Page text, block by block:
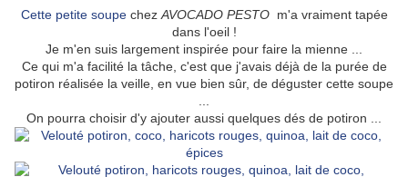
Cette petite soupechez AVOCADO PESTO m'a vraiment tapée
dans l'oeil !
Je m'en suis largement inspirée pour faire la mienne ...
Ce qui m'a facilité la tâche, c'est que j'avais déjà de la purée de
potiron réalisée la veille, en vue bien sûr, de déguster cette soupe
On pourra choisir d'y ajouter aussi quelques dés de potiron ...